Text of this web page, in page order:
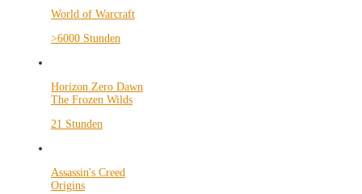
World of Warcraft
>6000 Stunden
Horizon Zero Dawn
The Frozen Wilds
21 Stunden
Assassin's Creed
Origins